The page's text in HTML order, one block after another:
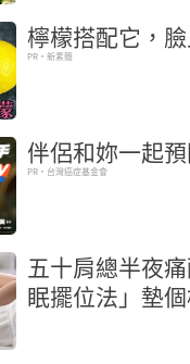
檸檬搭配它，
PR・新素簡
伴侶和妳一起
PR・台灣癌症基金會
五十肩總半夜
眠擺位法」墊